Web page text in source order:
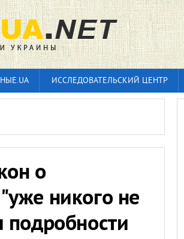
ИССЛЕДОВАТЕЛЬСКИЙ ЦЕНТР
о
никого не
подробности